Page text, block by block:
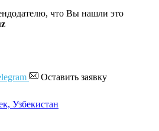
что Вы нашли это
Оставить заявку